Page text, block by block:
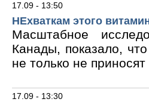
17.09 - 13:50
НЕхваткам этого
Масштабное
Канады, показало,
не только не
17.09 - 13:30